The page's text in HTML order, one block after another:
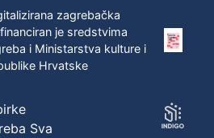
zagrebačka
je sredstvima
i Ministarstva kulture i
Hrvatske
Sva